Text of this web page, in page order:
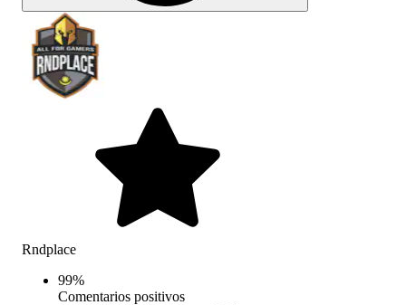
Rndplace
99%
Comentarios positivos